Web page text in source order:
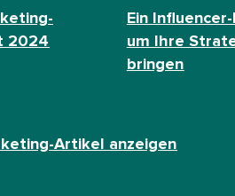
2024​​
Ein
um Ihre
bringen​​
Artikel anzeigen​​